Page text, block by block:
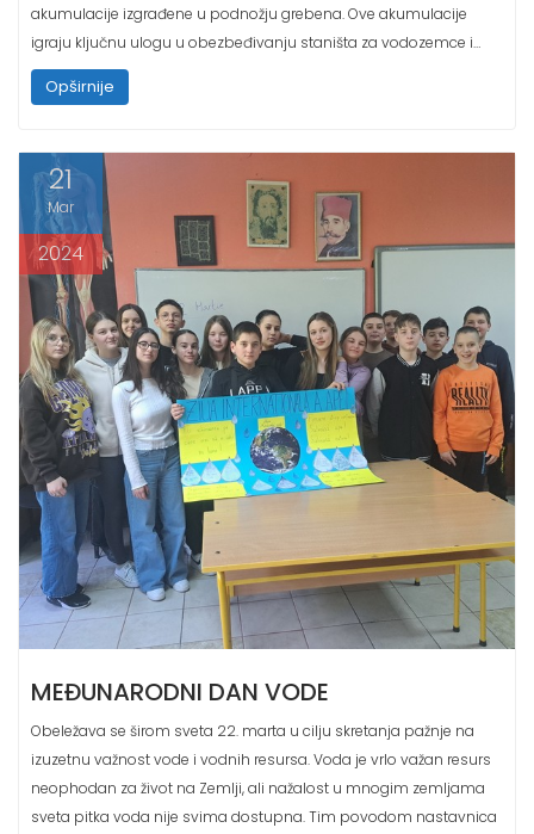
igraju ključnu ulogu u obezbeđivanju staništa za vodozemce i…
Opširnije
21
Mar
2024
Obeležava se širom sveta 22. marta u cilju skretanja pažnje na
izuzetnu važnost vode i vodnih resursa. Voda je vrlo važan resurs
neophodan za život na Zemlji, ali nažalost u mnogim zemljama
sveta pitka voda nije svima dostupna. Tim povodom nastavnica
biologije organizovala je jednu radionicu sa učenicima viših